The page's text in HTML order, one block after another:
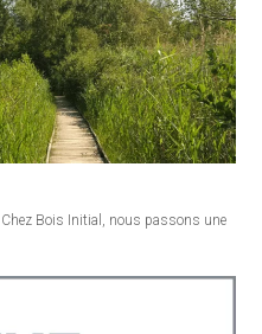
Bois Initial, nous passons une